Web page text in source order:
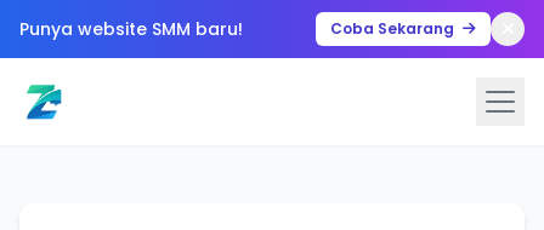
Punya website SMM baru! Coba Sekarang